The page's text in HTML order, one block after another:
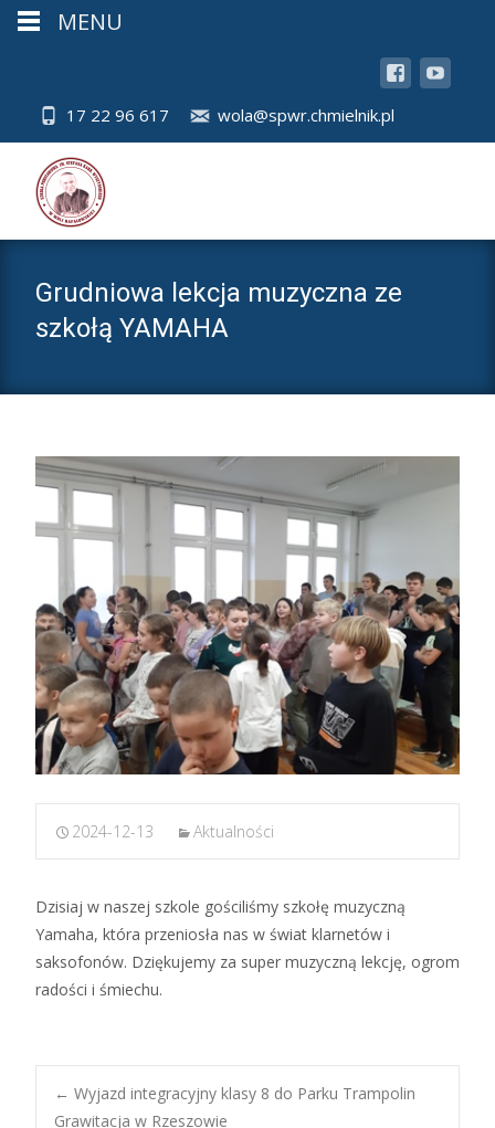
17 22 96 617 wola@spwr.chmielnik.pl
Grudniowa lekcja muzyczna ze
szkołą YAMAHA
2024-12-13 Aktualności
Dzisiaj w naszej szkole gościliśmy szkołę muzyczną
Yamaha, która przeniosła nas w świat klarnetów i
saksofonów. Dziękujemy za super muzyczną lekcję, ogrom
radości i śmiechu.
Post
← Wyjazd integracyjny klasy 8 do Parku Trampolin
Grawitacja w Rzeszowie
MENU